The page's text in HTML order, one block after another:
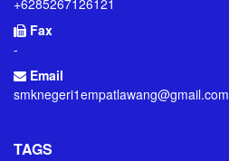
+6285267126121
Fax
-
Email
smknegeri1empatlawang@gmail.com
TAGS